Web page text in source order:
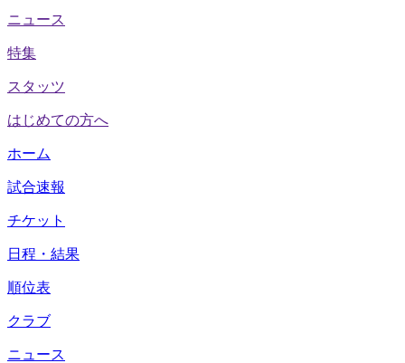
ニュース
特集
スタッツ
はじめての方へ
ホーム
試合速報
チケット
日程・結果
順位表
クラブ
ニュース